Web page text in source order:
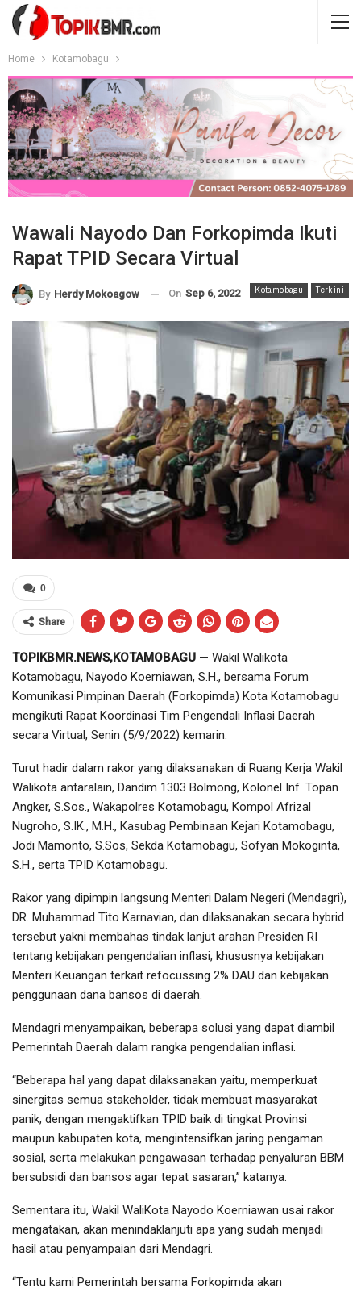
Home Kotamobagu
Wawali Nayodo Dan Forkopimda Ikuti
Rapat TPID Secara Virtual
Kotamobagu Terkini
By Herdy Mokoagow On Sep 6, 2022
0
Share
TOPIKBMR.NEWS,KOTAMOBAGU — Wakil Walikota
Kotamobagu, Nayodo Koerniawan, S.H., bersama Forum
Komunikasi Pimpinan Daerah (Forkopimda) Kota Kotamobagu
mengikuti Rapat Koordinasi Tim Pengendali Inflasi Daerah
secara Virtual, Senin (5/9/2022) kemarin.
Turut hadir dalam rakor yang dilaksanakan di Ruang Kerja Wakil
Walikota antaralain, Dandim 1303 Bolmong, Kolonel Inf. Topan
Angker, S.Sos., Wakapolres Kotamobagu, Kompol Afrizal
Nugroho, S.IK., M.H., Kasubag Pembinaan Kejari Kotamobagu,
Jodi Mamonto, S.Sos, Sekda Kotamobagu, Sofyan Mokoginta,
S.H., serta TPID Kotamobagu.
Rakor yang dipimpin langsung Menteri Dalam Negeri (Mendagri),
DR. Muhammad Tito Karnavian, dan dilaksanakan secara hybrid
tersebut yakni membahas tindak lanjut arahan Presiden RI
tentang kebijakan pengendalian inflasi, khususnya kebijakan
Menteri Keuangan terkait refocussing 2% DAU dan kebijakan
penggunaan dana bansos di daerah.
Mendagri menyampaikan, beberapa solusi yang dapat diambil
Pemerintah Daerah dalam rangka pengendalian inflasi.
“Beberapa hal yang dapat dilaksanakan yaitu, memperkuat
sinergitas semua stakeholder, tidak membuat masyarakat
panik, dengan mengaktifkan TPID baik di tingkat Provinsi
maupun kabupaten kota, mengintensifkan jaring pengaman
sosial, serta melakukan pengawasan terhadap penyaluran BBM
bersubsidi dan bansos agar tepat sasaran,” katanya.
Sementara itu, Wakil WaliKota Nayodo Koerniawan usai rakor
mengatakan, akan menindaklanjuti apa yang sudah menjadi
hasil atau penyampaian dari Mendagri.
“Tentu kami Pemerintah bersama Forkopimda akan